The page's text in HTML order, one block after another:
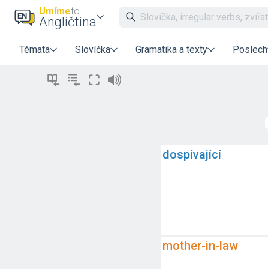
Umímeto
Angličtina
Témata Slovíčka Gramatika a texty Poslech
dospívající
mother-in-law